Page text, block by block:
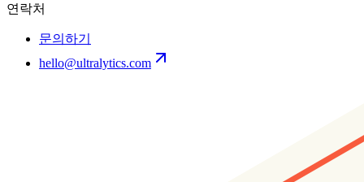
연락처
문의하기
hello@ultralytics.com